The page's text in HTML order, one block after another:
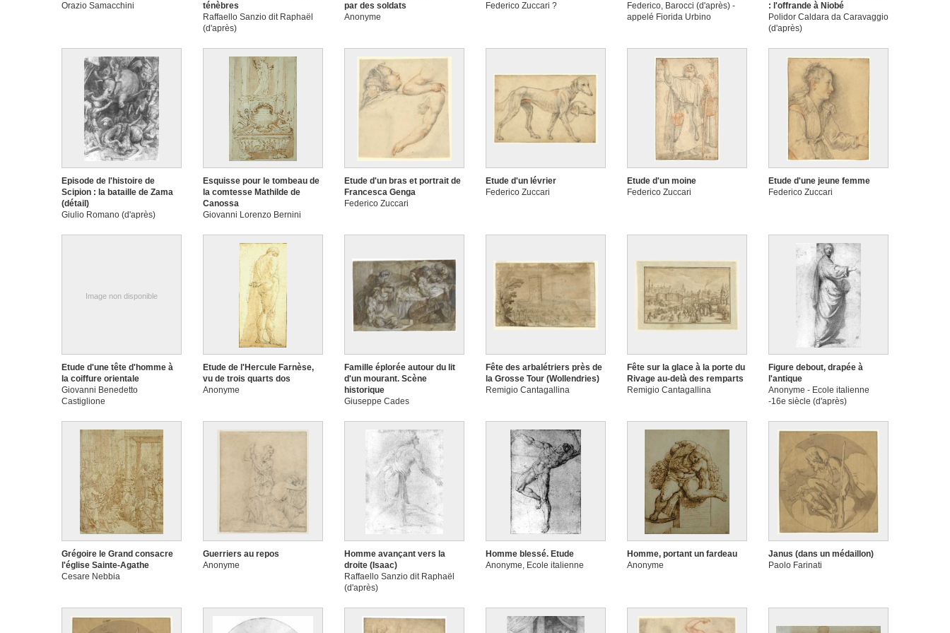
Orazio Samacchini
ténèbres
Raffaello Sanzio dit Raphaël
(d'après)
par des soldats
Anonyme
Federico Zuccari ?
Federico, Barocci (d'après) -
appelé Fiorida Urbino
: l'offrande à Niobé
Polidor Caldara da Caravaggio
(d'après)
Episode de l'histoire de
Scipion : la bataille de Zama
(détail)
Giulio Romano (d'après)
Esquisse pour le tombeau de
la comtesse Mathilde de
Canossa
Giovanni Lorenzo Bernini
Etude d'un bras et portrait de
Francesca Genga
Federico Zuccari
Etude d'un lévrier
Federico Zuccari
Etude d'un moine
Federico Zuccari
Etude d'une jeune femme
Federico Zuccari
Image non disponible
Etude d'une tête d'homme à
la coiffure orientale
Giovanni Benedetto
Castiglione
Etude de l'Hercule Farnèse,
vu de trois quarts dos
Anonyme
Famille éplorée autour du lit
d'un mourant. Scène
historique
Giuseppe Cades
Fête des arbalétriers près de
la Grosse Tour (Wollendries)
Remigio Cantagallina
Fête sur la glace à la porte du
Rivage au-delà des remparts
Remigio Cantagallina
Figure debout, drapée à
l'antique
Anonyme - Ecole italienne
-16e siècle (d'après)
Grégoire le Grand consacre
l'église Sainte-Agathe
Cesare Nebbia
Guerriers au repos
Anonyme
Homme avançant vers la
droite (Isaac)
Raffaello Sanzio dit Raphaël
(d'après)
Homme blessé. Etude
Anonyme, Ecole italienne
Homme, portant un fardeau
Anonyme
Janus (dans un médaillon)
Paolo Farinati